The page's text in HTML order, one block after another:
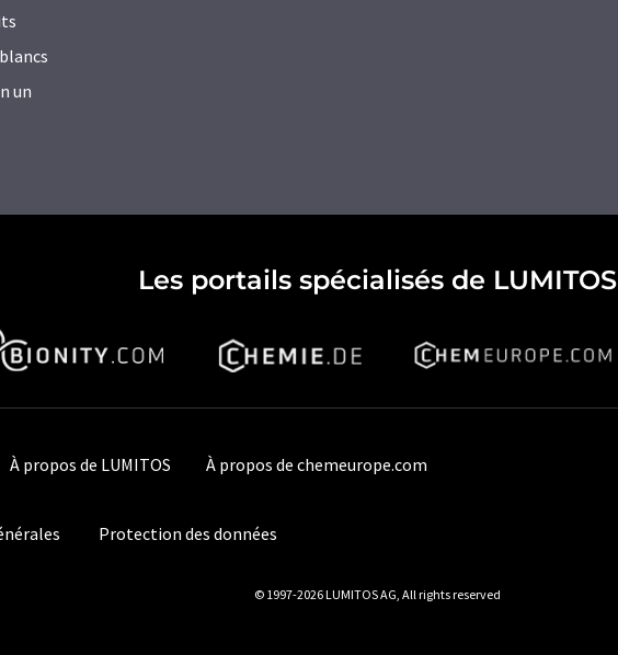
un
Les portails spécialisés de LUMITOS
À propos de LUMITOS À propos de chemeurope.com
Protection des données
© 1997-2026 LUMITOS AG, All rights reserved